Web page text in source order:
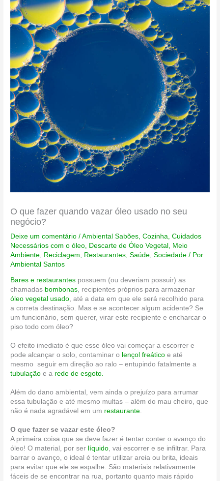
O que fazer quando vazar óleo usado no seu
negócio?
Deixe um comentário /Ambiental Sabões ,Cozinha ,Cuidados
Necessários com o óleo Descarte de Óleo Vegetal Meio
Ambiente Reciclagem Restaurantes ,Saúde ,Sociedade / Por
Ambiental Santos
Bares e restaurantes possuem (ou deveriam possuir) as
chamadas bombonas, recipientes próprios para armazenar
óleo vegetal usado, até a data em que ele será recolhido para
a correta destinação. Mas e se acontecer algum acidente? Se
um funcionário, sem querer, virar este recipiente e encharcar o
piso todo com óleo?
O efeito imediato é que esse óleo vai começar a escorrer e
pode alcançar o solo, contaminar o lençol freático e até
mesmo seguir em direção ao ralo – entupindo fatalmente a
tubulação e a rede de esgoto.
Além do dano ambiental, vem ainda o prejuízo para arrumar
essa tubulação e até mesmo multas – além do mau cheiro, que
não é nada agradável em um restaurante.
O que fazer se vazar este óleo?
A primeira coisa que se deve fazer é tentar conter o avanço do
óleo! O material, por ser líquido, vai escorrer e se infiltrar. Para
barrar o avanço, o ideal é tentar utilizar areia ou brita, ideais
para evitar que ele se espalhe. São materiais relativamente
fáceis de se encontrar na rua, portanto quanto mais rápido